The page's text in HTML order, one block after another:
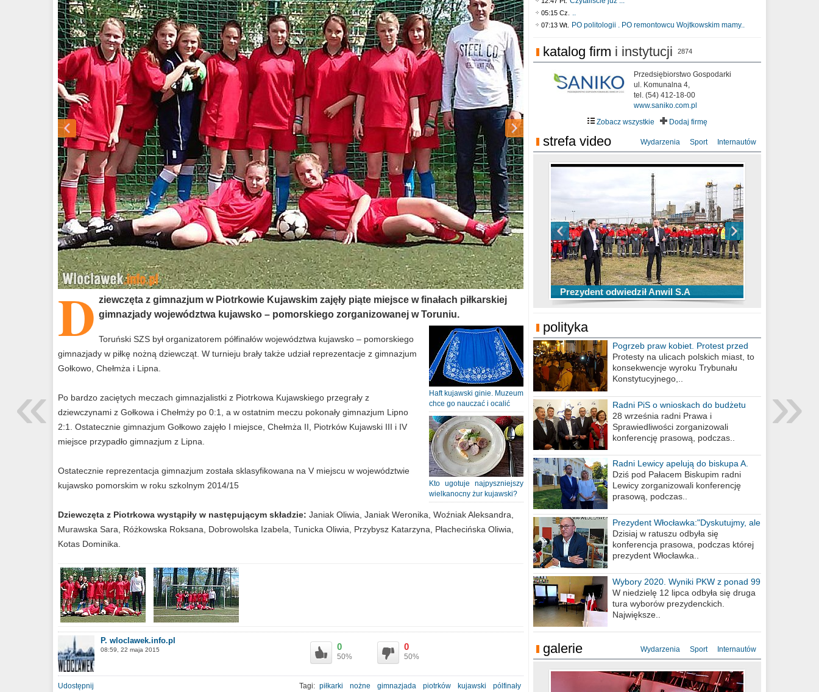
D ziewczęta z gimnazjum w Piotrkowie Kujawskim zajęły piąte miejsce w finałach piłkarskiej
gimnazjady województwa kujawsko – pomorskiego zorganizowanej w Toruniu.
Haft kujawski ginie. Muzeum
chce go nauczać i ocalić
Kto ugotuje najpyszniejszy
wielkanocny żur kujawski?
Toruński SZS był organizatorem półfinałów województwa kujawsko – pomorskiego
gimnazjady w piłkę nożną dziewcząt. W turnieju brały także udział reprezentacje z gimnazjum
Gołkowo, Chełmża i Lipna.
Po bardzo zaciętych meczach gimnazjalistki z Piotrkowa Kujawskiego przegrały z
dziewczynami z Gołkowa i Chełmży po 0:1, a w ostatnim meczu pokonały gimnazjum Lipno
2:1. Ostatecznie gimnazjum Gołkowo zajęło I miejsce, Chełmża II, Piotrków Kujawski III i IV
miejsce przypadło gimnazjum z Lipna.
Ostatecznie reprezentacja gimnazjum została sklasyfikowana na V miejscu w województwie
kujawsko pomorskim w roku szkolnym 2014/15
Dziewczęta z Piotrkowa wystąpiły w następującym składzie: Janiak Oliwia, Janiak Weronika, Woźniak Aleksandra,
Murawska Sara, Różkowska Roksana, Dobrowolska Izabela, Tunicka Oliwia, Przybysz Katarzyna, Płachecińska Oliwia,
Kotas Dominika.
P. wloclawek.info.pl
08:59, 22 maja 2015 0
50%
0
50%
Udostępnij Tagi: piłkarki nożne gimnazjada piotrków kujawski pólfinały
05:15 Cz. ..
07:13 Wt. PO politologii . PO remontowcu Wojtkowskim mamy..
katalog firm i instytucji 2874
Przedsiębiorstwo Gospodarki
ul. Komunalna 4,
tel. (54) 412-18-00
www.saniko.com.pl
Zobacz wszystkie
Dodaj firmę
strefa video Wydarzenia Sport Internautów
Prezydent odwiedził Anwil S.A
TOP 10 przechwytów Anwilu Włocławek
w EBL w sezonie 2019/2020
TOP 5 rzutów Anwilu Włocławek w BCL
w sezonie 2019/2020
Ni To Ponk - W oczach mamy strach
sixf33t .Last Year DRONE FOOTAGE
Włocławek
XXIII Sesja Rady Miasta Włocławek VIII
kadencji w dniu 09.06.2020 r.
polityka
Pogrzeb praw kobiet. Protest przed
biurem poselskim PiS
Protesty na ulicach polskich miast, to
konsekwencje wyroku Trybunału
Konstytucyjnego,..
Radni PiS o wnioskach do budżetu
miasta na 2021 rok
28 września radni Prawa i
Sprawiedliwości zorganizowali
konferencję prasową, podczas..
Radni Lewicy apelują do biskupa A.
Wiesława Meringa
Dziś pod Pałacem Biskupim radni
Lewicy zorganizowali konferencję
prasową, podczas..
Prezydent Włocławka:"Dyskutujmy, ale
nie obrażajmy się”
Dzisiaj w ratuszu odbyła się
konferencja prasowa, podczas której
prezydent Włocławka..
Wybory 2020. Wyniki PKW z ponad 99
procent obwodów
W niedzielę 12 lipca odbyła się druga
tura wyborów prezydenckich.
Największe..
galerie Wydarzenia Sport Internautów
Sylwester Hotel Młyn 31.12.2018
Sylwester Miejski 31.12.2018
Sylwester Loft 31.12.2018
»
«